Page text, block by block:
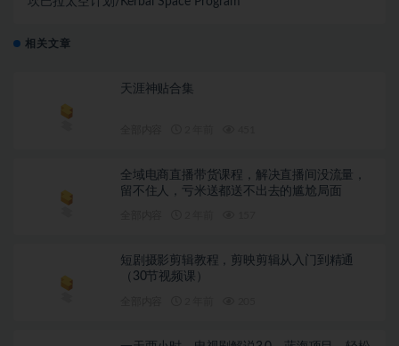
相关文章
天涯神贴合集
全域电商直播带货课程，解决直播间没流量，
留不住人，亏米送都送不出去的尴尬局面
短剧摄影剪辑教程，剪映剪辑从入门到精通
（30节视频课）